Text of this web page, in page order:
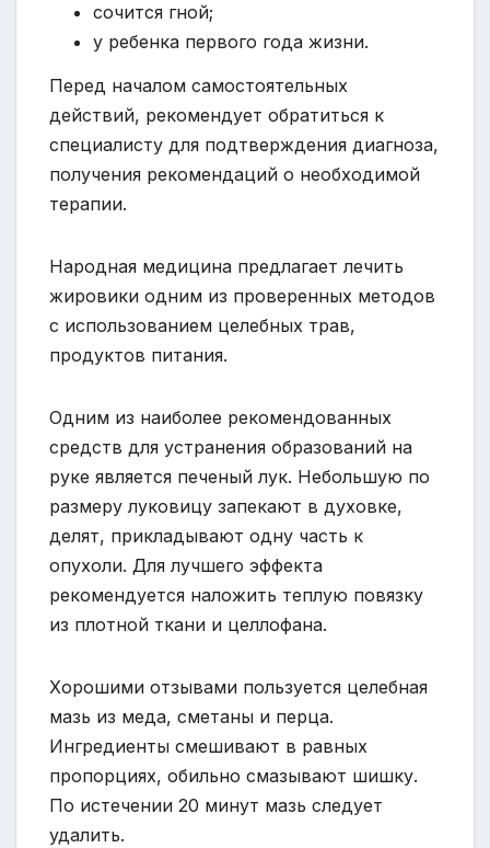
сочится гной;
у ребенка первого года жизни.
Перед началом самостоятельных
действий, рекомендует обратиться к
специалисту для подтверждения диагноза,
получения рекомендаций о необходимой
терапии.
Народная медицина предлагает лечить
жировики одним из проверенных методов
с использованием целебных трав,
продуктов питания.
Одним из наиболее рекомендованных
средств для устранения образований на
руке является печеный лук. Небольшую по
размеру луковицу запекают в духовке,
делят, прикладывают одну часть к
опухоли. Для лучшего эффекта
рекомендуется наложить теплую повязку
из плотной ткани и целлофана.
Хорошими отзывами пользуется целебная
мазь из меда, сметаны и перца.
Ингредиенты смешивают в равных
пропорциях, обильно смазывают шишку.
По истечении 20 минут мазь следует
удалить.